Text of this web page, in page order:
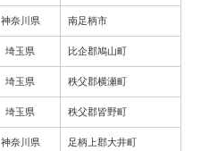
神奈川県 南足柄市
埼玉県 比企郡鳩山町
埼玉県 秩父郡横瀬町
埼玉県 秩父郡皆野町
神奈川県 足柄上郡大井町